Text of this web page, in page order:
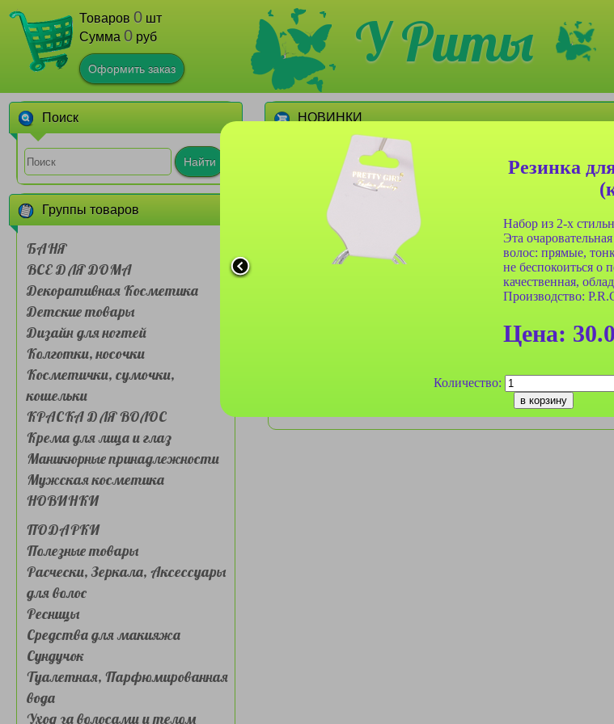
Резинка
Набор из 2-х
Эта
волос: прямые,
не беспокоиться о
качественная,
Производство:
Цена:
Количество:
Товаров 0 шт
Сумма 0 руб
Оформить заказ У Риты
Поиск
Найти
Группы товаров
БАНЯ
ВСЕ ДЛЯ ДОМА
Декоративная Косметика
Детские товары
Дизайн для ногтей
Колготки, носочки
Косметички, сумочки,
кошельки
КРАСКА ДЛЯ ВОЛОС
Крема для лица и глаз
Маникюрные принадлежности
Мужская косметика
НОВИНКИ
ПОДАРКИ
Полезные товары
Расчески, Зеркала, Аксессуары
для волос
Ресницы
Средства для макияжа
Сундучок
Туалетная, Парфюмированная
вода
Уход за волосами и телом
НОВИНКИ
Сумочка для ланч-бокса
слойная Мультяшные
животные